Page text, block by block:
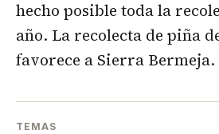
hecho posible toda la
año. La recolecta de piña
favorece a Sierra Bermeja.
TEMAS